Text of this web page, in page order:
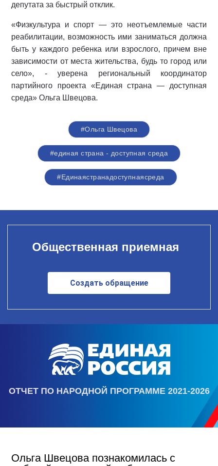
депутата за быстрый отклик.
«Физкультура и спорт — это неотъемлемые части
реабилитации, возможность ими заниматься должна
быть у каждого ребенка или взрослого, причем вне
зависимости от места жительства, будь то город или
село», - уверена региональный координатор
партийного проекта «Единая страна — доступная
среда» Ольга Швецова.
#Ольга Швецова
#единая страна - доступная среда
#Единаястранадоступнаясреда
Общественная приемная
Создать обращение
ОТЧЕТ ПО НАРОДНОЙ ПРОГРАММЕ 2021-2026
Ольга Швецова познакомилась с